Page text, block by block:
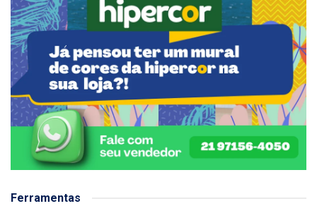
Ferramentas